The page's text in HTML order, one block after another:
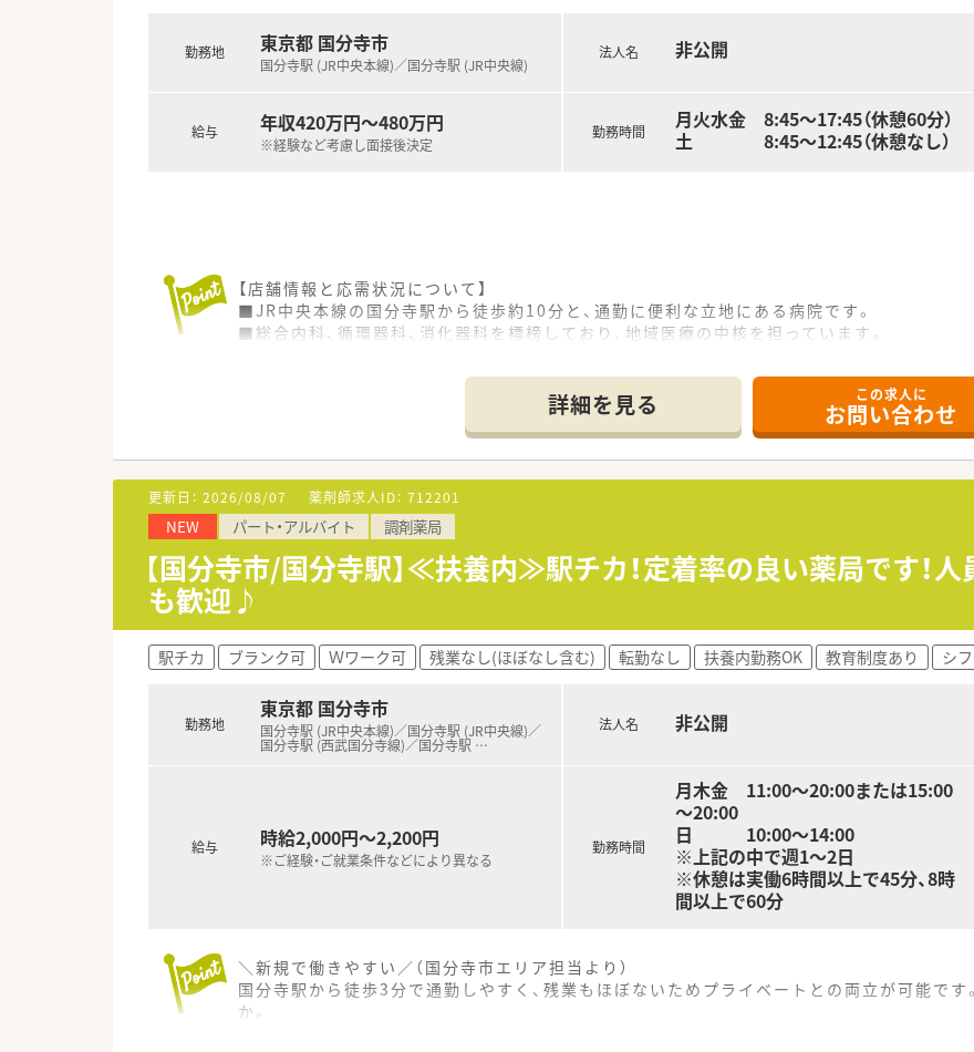
勤務地 東京都 国分寺市
国分寺駅 (JR中央本線)／国分寺駅 (JR中央線)
給与 年収420万円～480万円
※経験など考慮し面接後決定
法人名 非公開
勤務時間
月火水金 8:45～17:45（休憩60分）
土 8:45～12:45（休憩なし）
【店舗情報と応需状況について】
■JR中央本線の国分寺駅から徒歩約10分と、通勤に便利な立地にある病院です。
■総合内科、循環器科、消化器科を標榜しており、地域医療の中核を担っています。
■今回は、薬剤部門の体制強化を目的とした欠員補充のための募集となります。
■職種を超えて円滑なコミュニケーションが取れる、協調性のある方を求めています。
■地域医療に貢献したいという意欲があり、患者さまに優しく寄り添える方を歓迎します。
【法人特徴について】
■開業から約半世紀の歴史を持ち、地域住民から厚い信頼を得ている療養型病院です。
■療養型でありながら総合内科として外来診療も行っており、幅広い知識を学べます。
■地域医療の中核を担う病院で、薬剤師としての専門性を着実に高めることができます。
【こんな取り組みをしています】
■開業から半世紀にわたり、地域住民の健康を支える温かい医療を提供しています。
■患者さまとのコミュニケーションを第一に考え、信頼される病院づくりに努めています。
詳細を見る この求人に
お問い合わせ
更新日： 2026/08/07 薬剤師求人ID： 712201
NEW パート・アルバイト 調剤薬局
【国分寺市/国分寺駅】≪扶養内≫駅チカ！定着率の良い薬局です！
も歓迎♪
駅チカ ブランク可 Ｗワーク可 残業なし(ほぼなし含む) 転勤なし 扶養内勤務OK 教育制度あり シ
勤務地
東京都 国分寺市
国分寺駅 (JR中央本線)／国分寺駅 (JR中央線)／
国分寺駅 (西武国分寺線)／国分寺駅 …
給与 時給2,000円～2,200円
※ご経験・ご就業条件などにより異なる
法人名 非公開
勤務時間
月木金 11:00～20:00または15:00
～20:00
日 10:00～14:00
※上記の中で週1～2日
※休憩は実働6時間以上で45分、8時
間以上で60分
＼新規で働きやすい／（国分寺市エリア担当より）
国分寺駅から徒歩3分で通勤しやすく、残業もほぼないためプライベートとの両立が可能で
か。